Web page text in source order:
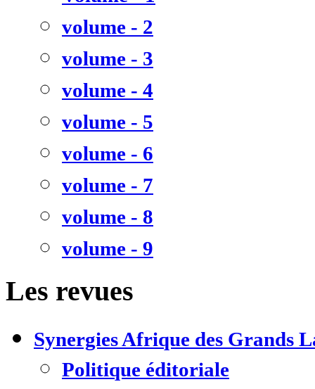
volume - 2
volume - 3
volume - 4
volume - 5
volume - 6
volume - 7
volume - 8
volume - 9
Les revues
Synergies Afrique des Grands
Politique éditoriale